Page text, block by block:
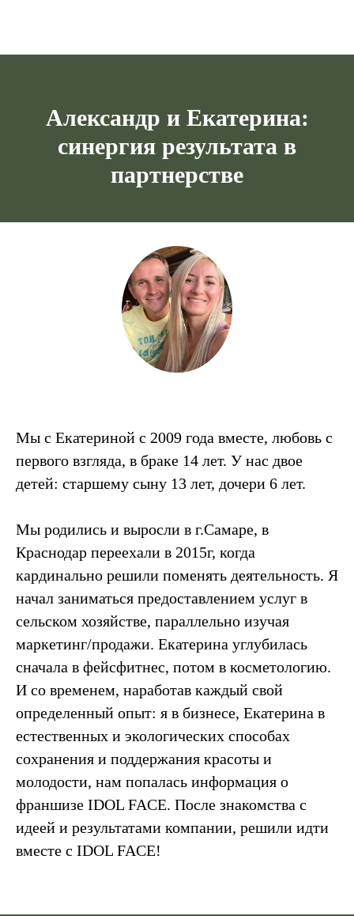
Александр и Екатерина:
синергия результата в
партнерстве
Мы с Екатериной с 2009 года вместе, любовь с
первого взгляда, в браке 14 лет. У нас двое
детей: старшему сыну 13 лет, дочери 6 лет.
Мы родились и выросли в г.Самаре, в
Краснодар переехали в 2015г, когда
кардинально решили поменять деятельность. Я
начал заниматься предоставлением услуг в
сельском хозяйстве, параллельно изучая
маркетинг/продажи. Екатерина углубилась
сначала в фейсфитнес, потом в косметологию.
И со временем, наработав каждый свой
определенный опыт: я в бизнесе, Екатерина в
естественных и экологических способах
сохранения и поддержания красоты и
молодости, нам попалась информация о
франшизе IDOL FACE. После знакомства с
идеей и результатами компании, решили идти
вместе с IDOL FACE!